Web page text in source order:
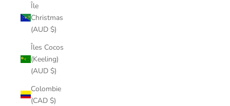
Île
Christmas
(AUD $)
Îles Cocos
(Keeling)
(AUD $)
Colombie
(CAD $)